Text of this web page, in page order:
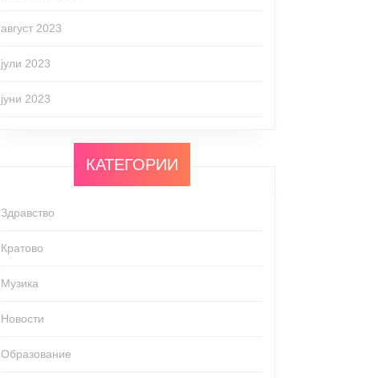
август 2023
јули 2023
јуни 2023
КАТЕГОРИИ
Здравство
Кратово
Музика
Новости
Образование